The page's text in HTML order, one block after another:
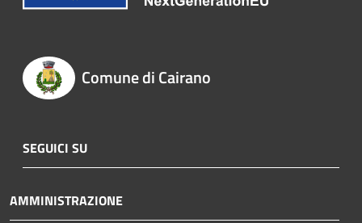
Comune di Cairano
SEGUICI SU
AMMINISTRAZIONE